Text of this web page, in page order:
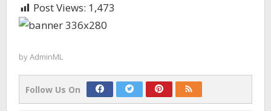
Post Views: 1,473
byAdminML
Follow Us On